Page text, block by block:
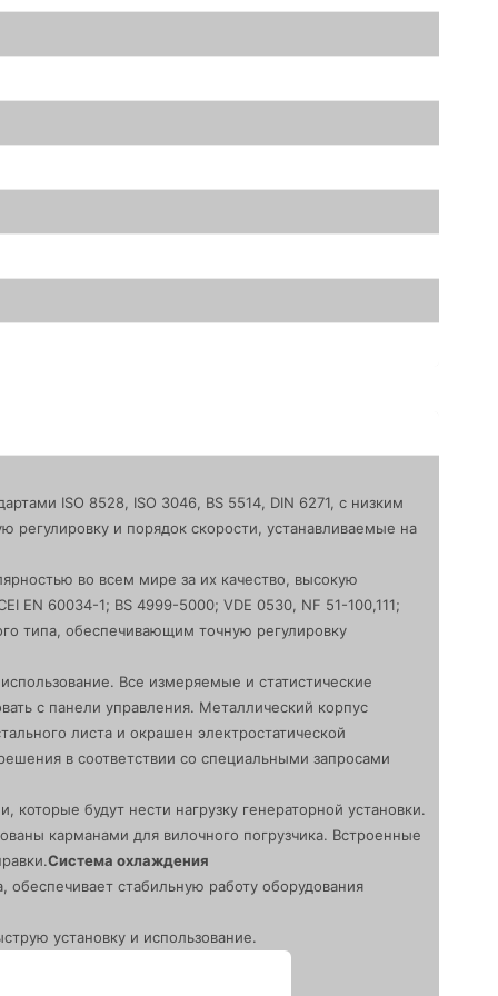
ISO 8528, ISO 3046, BS 5514, DIN 6271, с низким
и порядок скорости, устанавливаемые на
во всем мире за их качество, высокую
EN 60034-1; BS 4999-5000; VDE 0530, NF 51-100,111;
типа, обеспечивающим точную регулировку
Все измеряемые и статистические
с панели управления. Металлический корпус
листа и окрашен электростатической
в соответствии со специальными запросами
будут нести нагрузку генераторной установки.
карманами для вилочного погрузчика. Встроенные
Система охлаждения
стабильную работу оборудования
установку и использование.